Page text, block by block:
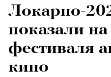
Локарно-
показали
фестиваля
кино